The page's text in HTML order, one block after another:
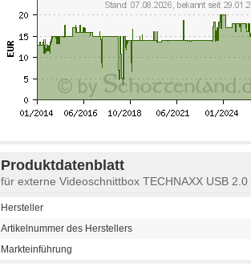
Produktdatenblatt
für externe Videoschnittbox TECHNAXX USB
Hersteller
Artikelnummer des Herstellers
Markteinführung